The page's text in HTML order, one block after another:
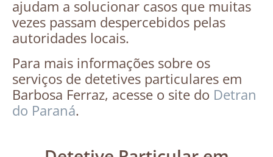
ajudam a solucionar casos que muitas
vezes passam despercebidos pelas
autoridades locais.
Para mais informações sobre os
serviços de detetives particulares em
Barbosa Ferraz, acesse o site do Detran
do Paraná.